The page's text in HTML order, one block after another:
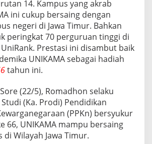
14. Kampus yang akrab
ini cukup bersaing dengan
negeri di Jawa Timur. Bahkan
peringkat 70 perguruan tinggi di
Prestasi ini disambut baik
UNIKAMA sebagai hadiah
tahun ini.
(22/5), Romadhon selaku
(Ka. Prodi) Pendidikan
(PPKn) bersyukur
66, UNIKAMA mampu bersaing
Wilayah Jawa Timur.